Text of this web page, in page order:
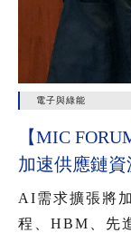
電子與綠能
【MIC
加速供應鏈
記憶體崛起
AI需求擴張將
程、HBM、先